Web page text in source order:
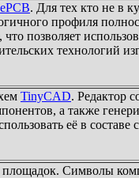
. Для тех кто не в
профиля
, что позволяет
технологий
TinyCAD. Редактор
а также
её в составе
Символы